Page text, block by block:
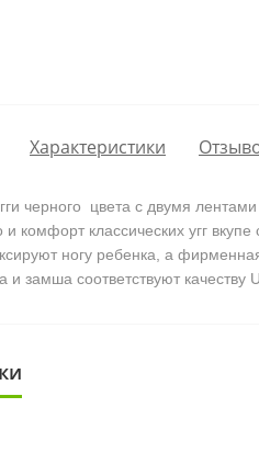
Характеристики
черного цвета с двумя
комфорт классических угг
ногу ребенка, а
и замша соответствуют качеству